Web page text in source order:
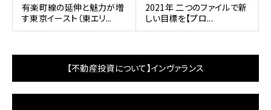
有楽町線の延伸と魅力が増
す東京イースト（東エリ...
2021年 二つのファイルで新
しい目標を【プロ...
【不動産投資について】インヴァランス